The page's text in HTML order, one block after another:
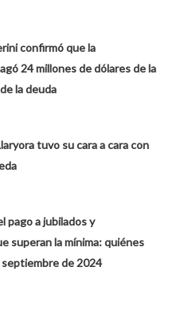
confirmó que la
24 millones de dólares de la
la deuda
tuvo su cara a cara con
pago a jubilados y
superan la mínima: quiénes
de 2024